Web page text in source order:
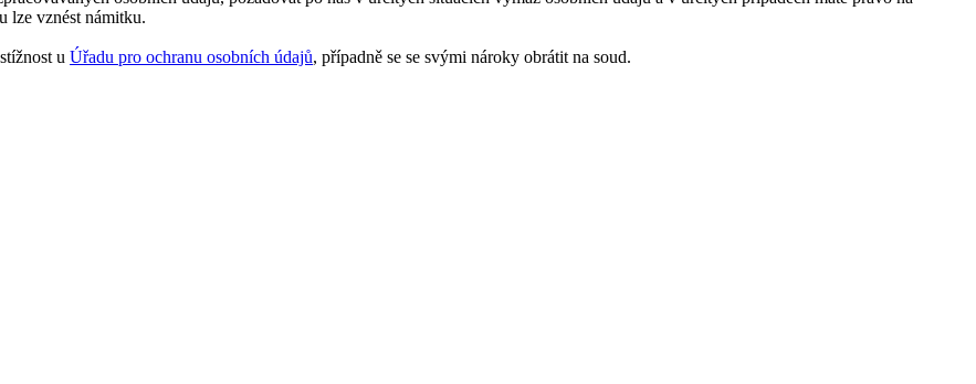
lze vznést námitku.
u Úřadu pro ochranu osobních údajů, případně se se svými nároky obrátit na soud.